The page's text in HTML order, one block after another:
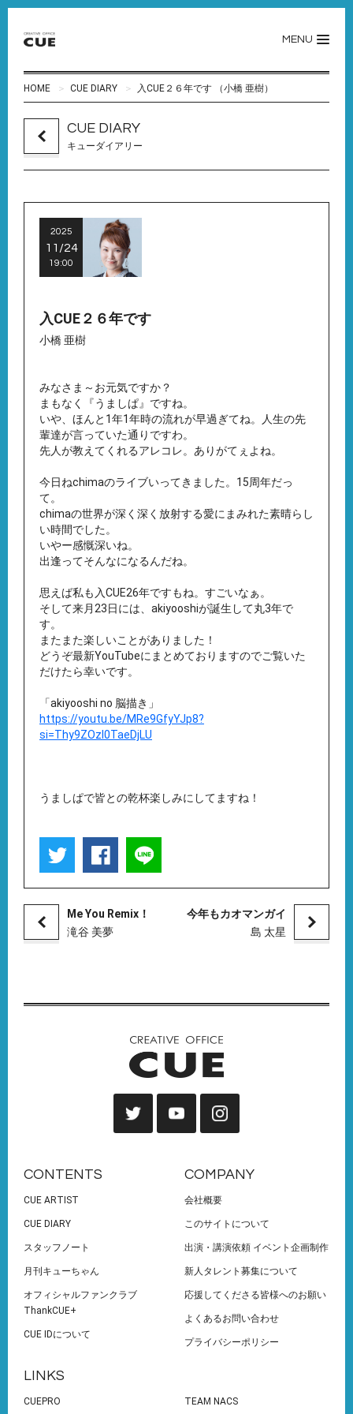
MENU
HOME CUE DIARY 入CUE２６年です （小橋 亜樹）
CUE DIARY
キューダイアリー
2025
11/24
19:00
入CUE２６年です
小橋 亜樹
みなさま～お元気ですか？
まもなく『うましぱ』ですね。
いや、ほんと1年1年時の流れが早過ぎてね。人生の先
輩達が言っていた通りですわ。
先人が教えてくれるアレコレ。ありがてぇよね。
今日ねchimaのライブいってきました。15周年だっ
て。
chimaの世界が深く深く放射する愛にまみれた素晴らし
い時間でした。
いやー感慨深いね。
出逢ってそんなになるんだね。
思えば私も入CUE26年ですもね。すごいなぁ。
そして来月23日には、akiyooshiが誕生して丸3年で
す。
またまた楽しいことがありました！
どうぞ最新YouTubeにまとめておりますのでご覧いた
だけたら幸いです。
「akiyooshi no 脳描き」
https://youtu.be/MRe9GfyYJp8?
si=Thy9ZOzI0TaeDjLU
うましぱで皆との乾杯楽しみにしてますね！
Me You Remix！
滝谷 美夢
今年もカオマンガイ
島 太星
CONTENTS
CUE ARTIST
CUE DIARY
スタッフノート
月刊キューちゃん
オフィシャルファンクラブ
ThankCUE+
CUE IDについて
COMPANY
会社概要
このサイトについて
出演・講演依頼 イベント企画制作
新人タレント募集について
応援してくださる皆様へのお願い
よくあるお問い合わせ
プライバシーポリシー
LINKS
CUEPRO TEAM NACS